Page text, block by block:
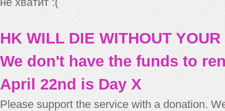
HK WILL DIE WITHOUT
We don't have the funds to
April 22nd is Day X
Please support the service with a donation.